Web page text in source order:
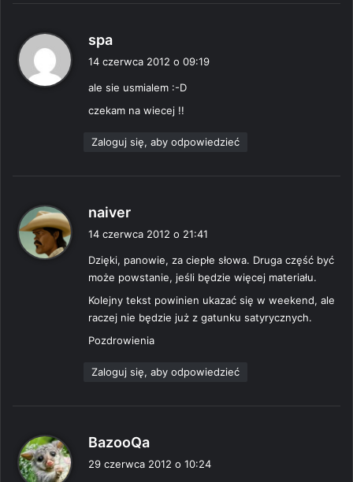
spa
z
e
14 czerwca 2012 o 09:19
ale sie usmialem :-D
czekam na wiecej !!
Zaloguj się, aby odpowiedzieć
naiver
z
e
:
14 czerwca 2012 o 21:41
Dzięki, panowie, za ciepłe słowa. Druga część być
może powstanie, jeśli będzie więcej materiału.
Kolejny tekst powinien ukazać się w weekend, ale
raczej nie będzie już z gatunku satyrycznych.
Pozdrowienia
Zaloguj się, aby odpowiedzieć
BazooQa
29 czerwca 2012 o 10:24